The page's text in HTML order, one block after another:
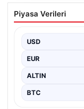
İstanbul
Köprülerin
Piyasa Verileri
USD
EUR
ALTIN
BTC